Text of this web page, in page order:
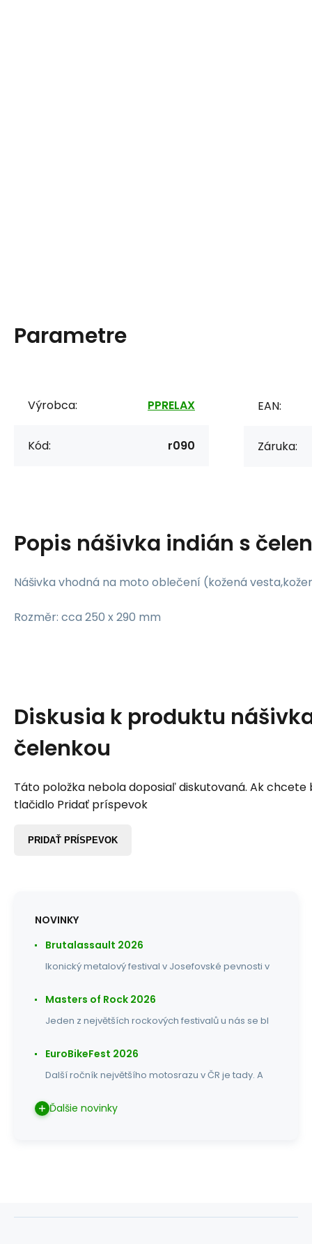
Parametre
Výrobca: PPRELAX
Kód: r090
EAN:
Záruka:
Popis nášivka indián s
Nášivka vhodná na moto oblečení (kožená
Rozměr: cca 250 x 290 mm
Diskusia k produktu
čelenkou
Táto položka nebola doposiaľ diskutovaná. Ak chcete
tlačidlo Pridať príspevok
PRIDAŤ PRÍSPEVOK
NOVINKY
Brutalassault 2026
Ikonický metalový festival v Josefovské pevnosti v
Masters of Rock 2026
Jeden z největších rockových festivalů u nás se bl
EuroBikeFest 2026
Další ročník největšího motosrazu v ČR je tady. A
Ďalšie novinky